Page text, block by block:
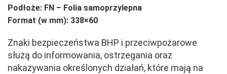
Podłoże: FN – Folia samoprzylepna
Format (w mm): 338×60
Znaki bezpieczeństwa BHP i przeciwpożarowe
służą do informowania, ostrzegania oraz
nakazywania określonych działań, które mają na